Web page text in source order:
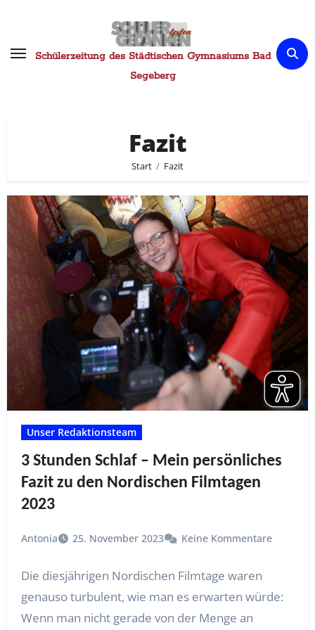
springenSchülerzeitung des Städtischen Gymnasiums Bad
Segeberg
Fazit
Start Fazit
Unser Redaktionsteam
3 Stunden Schlaf – Mein persönliches
Fazit zu den Nordischen Filmtagen
2023
Antonia 25. November 2023 Keine Kommentare
Die diesjährigen Nordischen Filmtage waren
genauso turbulent, wie man es erwarten würde:
Wenn man nicht gerade von der Menge an